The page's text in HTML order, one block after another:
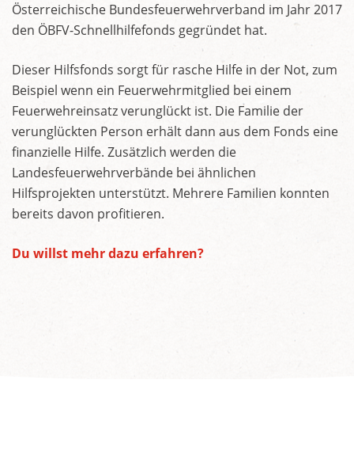
Österreichische Bundesfeuerwehrverband im Jahr 2017
den ÖBFV-Schnellhilfefonds gegründet hat.
Dieser Hilfsfonds sorgt für rasche Hilfe in der Not, zum
Beispiel wenn ein Feuerwehrmitglied bei einem
Feuerwehreinsatz verunglückt ist. Die Familie der
verunglückten Person erhält dann aus dem Fonds eine
finanzielle Hilfe. Zusätzlich werden die
Landesfeuerwehrverbände bei ähnlichen
Hilfsprojekten unterstützt. Mehrere Familien konnten
bereits davon profitieren.
Du willst mehr dazu erfahren?